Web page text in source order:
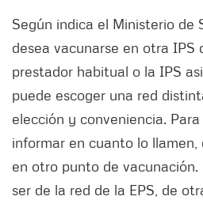
Según indica el Ministerio de
desea vacunarse en otra IPS
prestador habitual o la IPS
puede escoger una red
elección y conveniencia.
informar en cuanto lo llamen,
en otro punto de vacunación.
ser de la red de la EPS, de